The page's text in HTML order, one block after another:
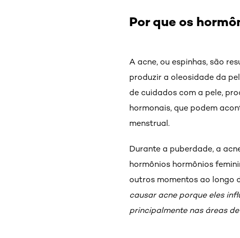
Por que os
A acne, ou espinhas, são
produzir a oleosidade da
de cuidados com a pele,
hormonais, que podem
menstrual.
Durante a puberdade, a
hormônios hormônios
outros momentos ao longo
causar acne porque eles
principalmente nas áreas